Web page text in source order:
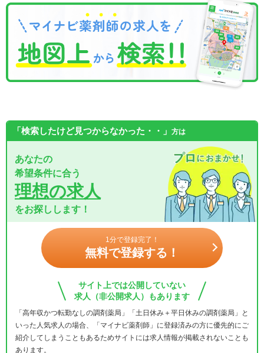
「検索したけど見つからなかった・・」 方は
あなたの
希望条件に合う
理想の求人
をお探しします！
1分で登録完了！
無料で登録する！
サイト上では公開していない
求人（非公開求人）もあります
「高年収かつ転勤なしの調剤薬局」「土日休み＋平日休みの調剤薬局」と
いった人気求人の場合、「マイナビ薬剤師」に登録済みの方に優先的にご
紹介してしまうこともあるためサイトには求人情報が掲載されないことも
あります。